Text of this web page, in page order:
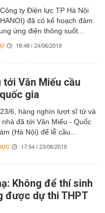
ty Điện lực TP Hà Nội
đã có kế hoạch đảm
ứng điện thông suốt...
18:48 | 24/06/2019
tới Văn Miếu cầu
gia
6, hàng nghìn lượt sĩ tử và
nhà đã tới Văn Miếu - Quốc
(Hà Nội) để lễ cầu...
17:54 | 23/06/2019
Không để thí sinh
được dự thi THPT